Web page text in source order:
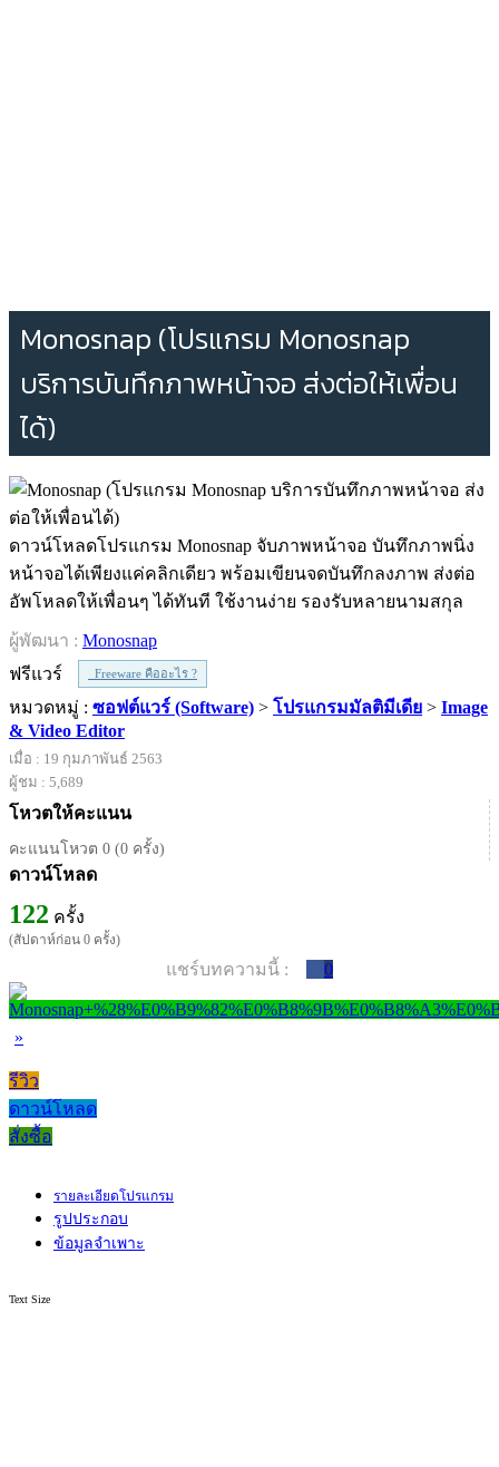
Monosnap (โปรแกรม Monosnap
บริการบันทึกภาพหน้าจอ ส่งต่อให้เพื่อน
ได้)
ดาวน์โหลดโปรแกรม Monosnap จับภาพหน้าจอ บันทึกภาพนิ่ง
หน้าจอได้เพียงแค่คลิกเดียว พร้อมเขียนจดบันทึกลงภาพ ส่งต่อ
อัพโหลดให้เพื่อนๆ ได้ทันที ใช้งานง่าย รองรับหลายนามสกุล
ผู้พัฒนา : Monosnap
ฟรีแวร์
Freeware คืออะไร ?
หมวดหมู่ : ซอฟต์แวร์ (Software) > โปรแกรมมัลติมีเดีย > Image
& Video Editor
เมื่อ : 19 กุมภาพันธ์ 2563
ผู้ชม : 5,689
โหวตให้คะแนน
คะแนนโหวต 0 (0 ครั้ง)
ดาวน์โหลด
122 ครั้ง
(สัปดาห์ก่อน 0 ครั้ง)
แชร์บทความนี้ : 0
»
รีวิว
ดาวน์โหลด
สั่งซื้อ
รายละเอียดโปรแกรม
รูปประกอบ
ข้อมูลจำเพาะ
Text Size